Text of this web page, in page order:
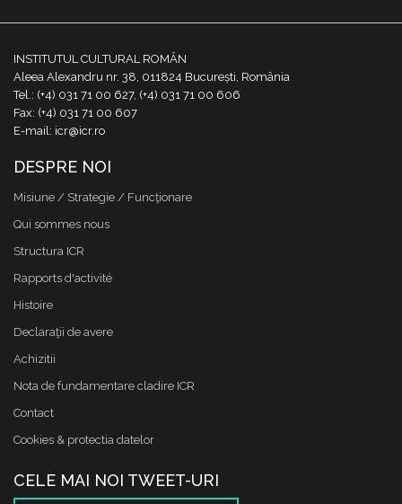
INSTITUTUL CULTURAL ROMÂN
Aleea Alexandru nr. 38, 011824 București, România
Tel.: (+4) 031 71 00 627, (+4) 031 71 00 606
Fax: (+4) 031 71 00 607
E-mail: icr@icr.ro
DESPRE NOI
Misiune / Strategie / Funcţionare
Qui sommes nous
Structura ICR
Rapports d'activité
Histoire
Declaraţii de avere
Achizitii
Nota de fundamentare cladire ICR
Contact
Cookies & protectia datelor
CELE MAI NOI TWEET-URI